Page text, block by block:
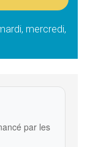
mercredi,
par les